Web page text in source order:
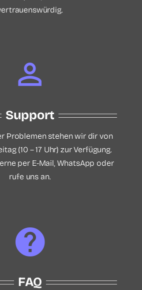
Support
Problemen stehen wir dir von
(10 – 17 Uhr) zur Verfügung.
per E-Mail, WhatsApp oder
rufe uns an.
FAQ